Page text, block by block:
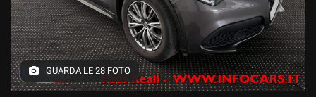
I NOSTRI SERVIZI
INTEGRATIVI
COMPRIAMO IL TUO USATO
GUARDA LE 28 FOTO
tracciamento
che
adottiamo
per
offrire
le
funzionalità